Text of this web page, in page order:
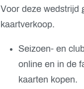
Voor deze wedstrijd
kaartverkoop.
Seizoen- en
online en in de
kaarten kopen.